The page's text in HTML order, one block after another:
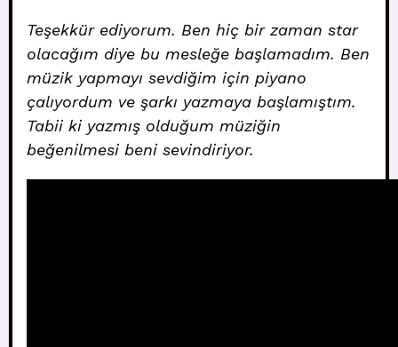
Teşekkür ediyorum. Ben hiç bir zaman star
olacağım diye bu mesleğe başlamadım. Ben
müzik yapmayı sevdiğim için piyano
çalıyordum ve şarkı yazmaya başlamıştım.
Tabii ki yazmış olduğum müziğin
beğenilmesi beni sevindiriyor.